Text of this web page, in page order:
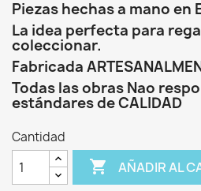
Piezas hechas a mano en
La idea perfecta para
coleccionar.
Fabricada
Todas las obras Nao
estándares de CALIDAD
Cantidad
 AÑADIR AL